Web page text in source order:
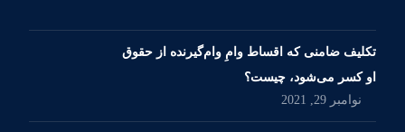
تکلیف ضامنی که اقساط وامِ وام‌گیرنده از حقوق
او کسر می‌شود، چیست؟
نوامبر 29, 2021